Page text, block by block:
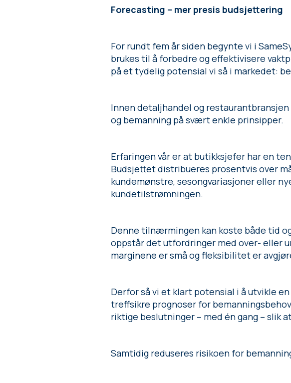
Forecasting – mer presis budsjettering
For rundt fem år siden begynte vi i
brukes til å forbedre og effektivisere
på et tydelig potensial vi så i markedet:
Innen detaljhandel og
og bemanning på svært enkle prinsipper.
Erfaringen vår er at butikksjefer har en
Budsjettet distribueres prosentvis over
kundemønstre, sesongvariasjoner eller
kundetilstrømningen.
Denne tilnærmingen kan koste både tid
oppstår det utfordringer med over- eller
marginene er små og fleksibilitet er
Derfor så vi et klart potensial i å utvikle
treffsikre prognoser for
riktige beslutninger – med én gang – slik
Samtidig reduseres risikoen for